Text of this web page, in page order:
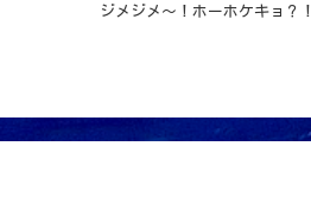
ジメジメ～！ホーホケキョ？！